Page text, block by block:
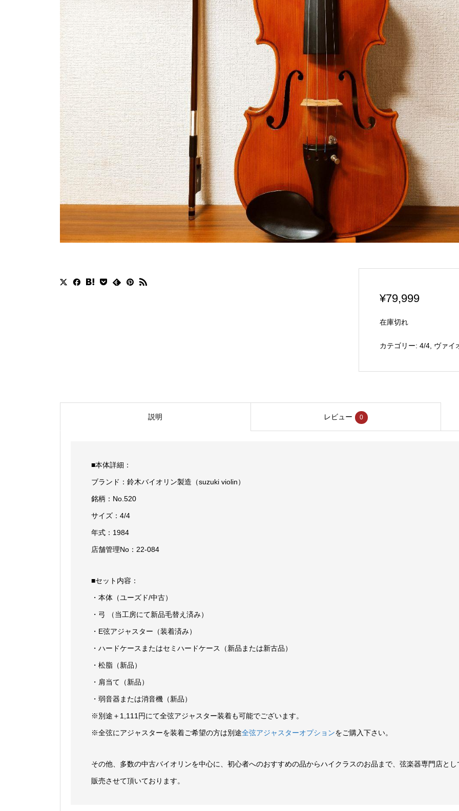
¥79,999
在庫切れ
カテゴリー: 4/4, ヴァイ
説明 レビュー 0
■本体詳細：
ブランド：鈴木バイオリン製造（suzuki violin）
銘柄：No.520
サイズ：4/4
年式：1984
店舗管理No：22-084
■セット内容：
・本体（ユーズド/中古）
・弓 （当工房にて新品毛替え済み）
・E弦アジャスター（装着済み）
・ハードケースまたはセミハードケース（新品または新古品）
・松脂（新品）
・肩当て（新品）
・弱音器または消音機（新品）
※別途＋1,111円にて全弦アジャスター装着も可能でございます。
※全弦にアジャスターを装着ご希望の方は別途全弦アジャスターオプションをご購入下さい。
その他、多数の中古バイオリンを中心に、初心者へのおすすめの品からハイクラスのお品まで、弦楽器専門店と
販売させて頂いております。